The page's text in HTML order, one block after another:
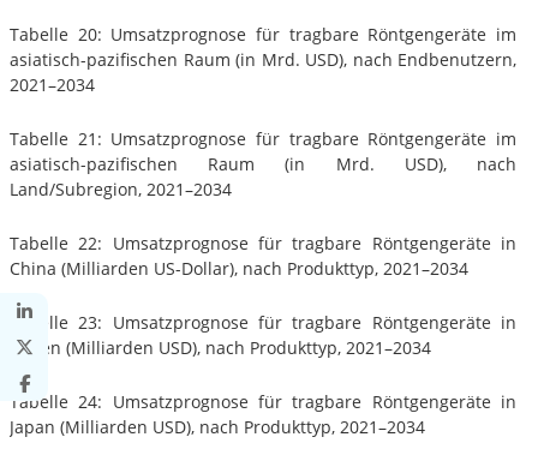
Tabelle 20: Umsatzprognose für tragbare Röntgengeräte im
asiatisch-pazifischen Raum (in Mrd. USD), nach Endbenutzern,
2021–2034
Tabelle 21: Umsatzprognose für tragbare Röntgengeräte im
asiatisch-pazifischen Raum (in Mrd. USD), nach
Land/Subregion, 2021–2034
Tabelle 22: Umsatzprognose für tragbare Röntgengeräte in
China (Milliarden US-Dollar), nach Produkttyp, 2021–2034
Tabelle 23: Umsatzprognose für tragbare Röntgengeräte in
Indien (Milliarden USD), nach Produkttyp, 2021–2034
Tabelle 24: Umsatzprognose für tragbare Röntgengeräte in
Japan (Milliarden USD), nach Produkttyp, 2021–2034